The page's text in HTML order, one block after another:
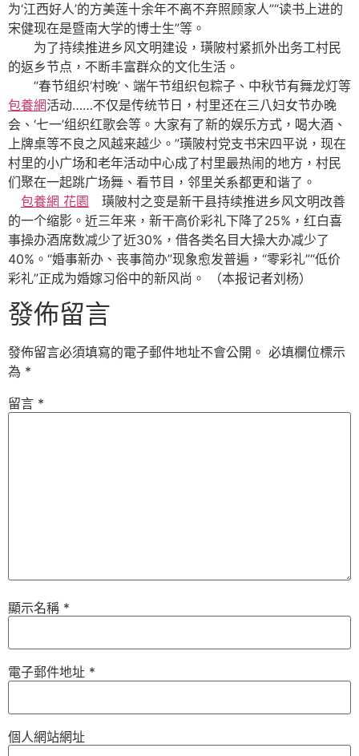
为‘江西好人’的方美莲十余年不离不弃照顾家人”“读书上进的
宋健现在是暨南大学的博士生”等。
为了持续推进乡风文明建设，璜陂村紧抓外出务工村民
的返乡节点，不断丰富群众的文化生活。
“春节组织‘村晚’、端午节组织包粽子、中秋节有舞龙灯等
包養網活动……不仅是传统节日，村里还在三八妇女节办晚
会、‘七一’组织红歌会等。大家有了新的娱乐方式，喝大酒、
上牌桌等不良之风越来越少。”璜陂村党支书宋四平说，现在
村里的小广场和老年活动中心成了村里最热闹的地方，村民
们聚在一起跳广场舞、看节目，邻里关系都更和谐了。
包養網 花園 璜陂村之变是新干县持续推进乡风文明改善
的一个缩影。近三年来，新干高价彩礼下降了25%，红白喜
事操办酒席数减少了近30%，借各类名目大操大办减少了
40%。“婚事新办、丧事简办”现象愈发普遍，“零彩礼”“低价
彩礼”正成为婚嫁习俗中的新风尚。 （本报记者刘杨）
發佈留言
發佈留言必須填寫的電子郵件地址不會公開。 必填欄位標示
為 *
留言 *
顯示名稱 *
電子郵件地址 *
個人網站網址